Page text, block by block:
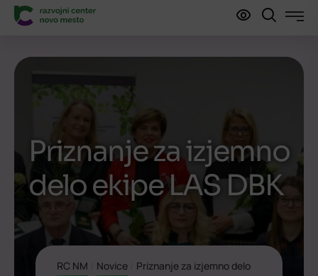
Priznanje za izjemno
delo ekipe LAS DBK
RC NM Novice
Priznanje za izjemno delo